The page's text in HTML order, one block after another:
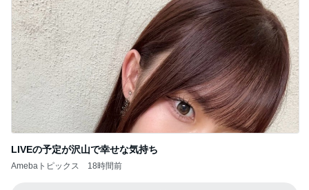
LIVEの予定が沢山で幸せな気持ち
Amebaトピックス 18時間前